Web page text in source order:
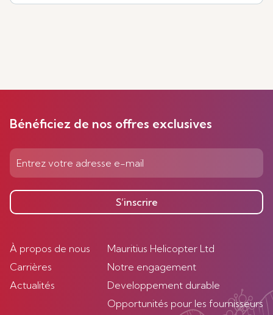
Bénéficiez de nos offres exclusives
S’inscrire
À propos de nous
Carrières
Actualités
Mauritius Helicopter Ltd
Notre engagement
Developpement durable
Opportunités pour les fournisseurs